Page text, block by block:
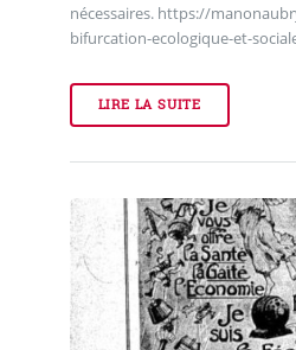
nécessaires. https://
bifurcation-ecologique-et-
LIRE LA SUITE